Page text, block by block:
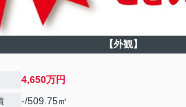
【外観】
4,650万円
-/509.75㎡